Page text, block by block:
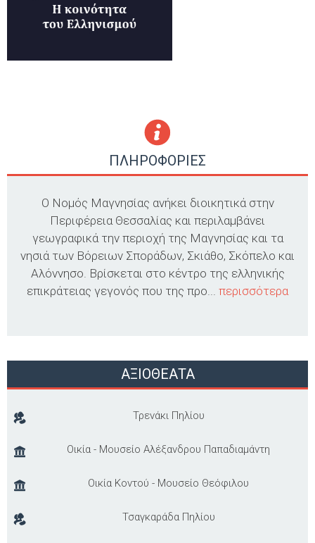
ΠΛΗΡΟΦΟΡΙΕΣ
Ο Νομός Μαγνησίας ανήκει διοικητικά στην
Περιφέρεια Θεσσαλίας και περιλαμβάνει
γεωγραφικά την περιοχή της Μαγνησίας και τα
νησιά των Βόρειων Σποράδων, Σκιάθο, Σκόπελο και
Αλόννησο. Βρίσκεται στο κέντρο της ελληνικής
επικράτειας γεγονός που της προ... περισσότερα
ΑΞΙΟΘΕΑΤΑ
Τρενάκι Πηλίου
Οικία - Μουσείο Αλέξανδρου Παπαδιαμάντη
Οικία Κοντού - Μουσείο Θεόφιλου
Τσαγκαράδα Πηλίου